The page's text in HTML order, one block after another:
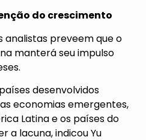
do crescimento
analistas preveem que o
manterá seu impulso
desenvolvidos
economias emergentes,
Latina e os países do
a lacuna, indicou Yu